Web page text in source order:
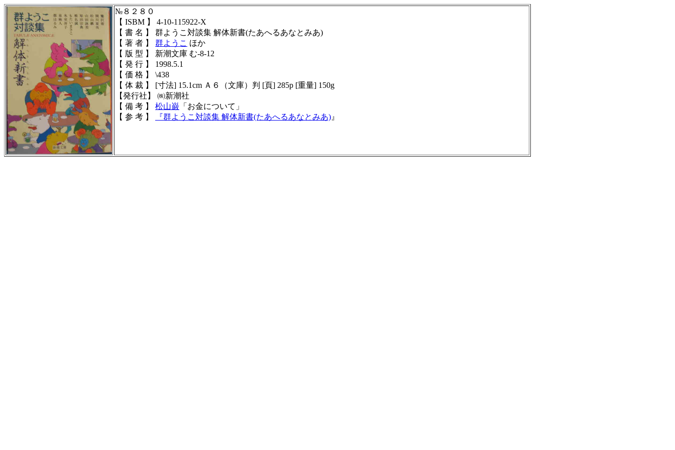
№８２８０
【 ISBM 】 4-10-115922-X
【 書 名 】 群ようこ対談集 解体新書(たあへるあなとみあ)
【 著 者 】 群ようこ ほか
【 版 型 】 新潮文庫 む-8-12
【 発 行 】 1998.5.1
【 価 格 】 \438
【 体 裁 】 [寸法] 15.1cm Ａ６（文庫）判 [頁] 285p [重量] 150g
【発行社】 ㈱新潮社
【 備 考 】
松山巌 「お金について」
【 参 考 】
『群ようこ対談集 解体新書(たあへるあなとみあ) 』